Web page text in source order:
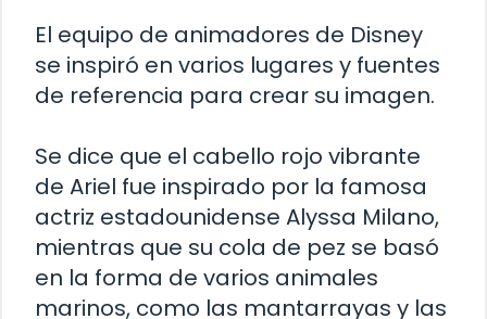
El equipo de animadores de Disney
se inspiró en varios lugares y fuentes
de referencia para crear su imagen.
Se dice que el cabello rojo vibrante
de Ariel fue inspirado por la famosa
actriz estadounidense Alyssa Milano,
mientras que su cola de pez se basó
en la forma de varios animales
marinos, como las mantarrayas y las